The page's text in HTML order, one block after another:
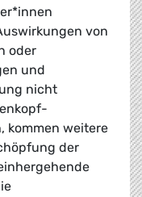
von
oder
und
nicht
kommen weitere
der